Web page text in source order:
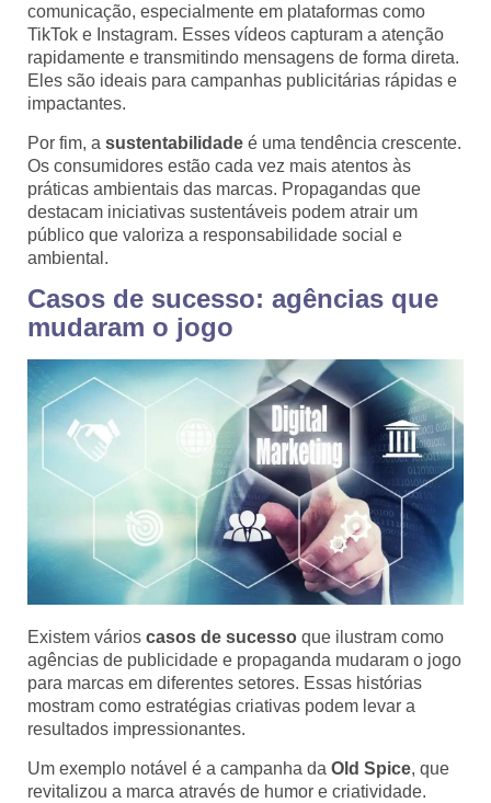
comunicação, especialmente em plataformas como
TikTok e Instagram. Esses vídeos capturam a atenção
rapidamente e transmitindo mensagens de forma direta.
Eles são ideais para campanhas publicitárias rápidas e
impactantes.
Por fim, a sustentabilidade é uma tendência crescente.
Os consumidores estão cada vez mais atentos às
práticas ambientais das marcas. Propagandas que
destacam iniciativas sustentáveis podem atrair um
público que valoriza a responsabilidade social e
ambiental.
Casos de sucesso: agências que
mudaram o jogo
Existem vários casos de sucesso que ilustram como
agências de publicidade e propaganda mudaram o jogo
para marcas em diferentes setores. Essas histórias
mostram como estratégias criativas podem levar a
resultados impressionantes.
Um exemplo notável é a campanha da Old Spice, que
revitalizou a marca através de humor e criatividade.